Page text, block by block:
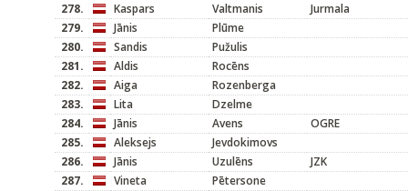
278.
Kaspars Valtmanis
Jurmala
279.
Jānis
Plūme
280.
Sandis
Pužulis
281.
Aldis
Rocēns
282.
Aiga
Rozenberga
283.
Lita
Dzelme
284.
Jānis Avens
OGRE
285.
Aleksejs
Jevdokimovs
286.
Jānis Uzulēns
JZK
287.
Vineta
Pētersone